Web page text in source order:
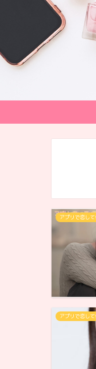
アプリで恋し
アプリで恋し